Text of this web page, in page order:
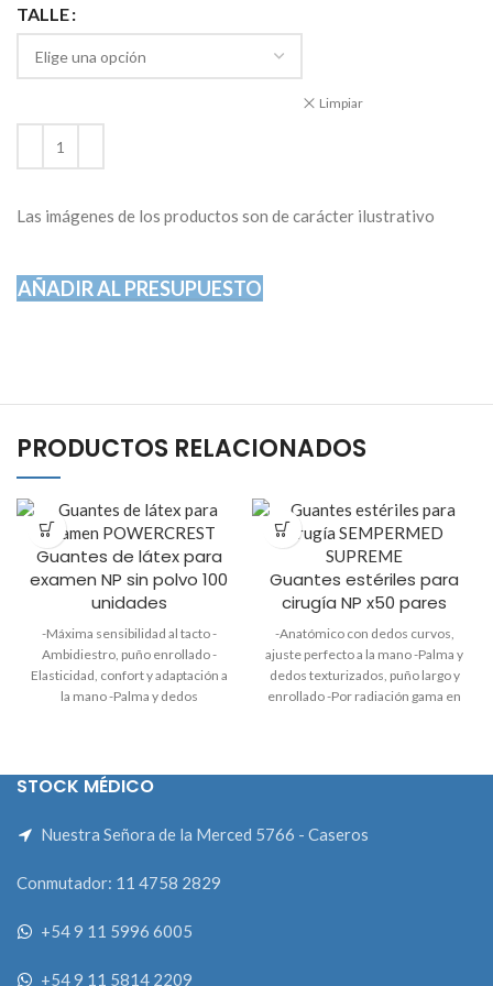
TALLE
Limpiar
Las imágenes de los productos son de carácter ilustrativo
AÑADIR AL PRESUPUESTO
PRODUCTOS RELACIONADOS
Guantes de látex para
examen NP sin polvo 100
unidades
-Máxima sensibilidad al tacto -
Ambidiestro, puño enrollado -
Elasticidad, confort y adaptación a
la mano -Palma y dedos
Guantes estériles para
cirugía NP x50 pares
-Anatómico con dedos curvos,
ajuste perfecto a la mano -Palma y
dedos texturizados, puño largo y
enrollado -Por radiación gama en
derecha e izquierda -Caja vertical
consultanos por whatsApp
STOCK MÉDICO
Nuestra Señora de la Merced 5766 - Caseros
Conmutador: 11 4758 2829
+54 9 11 5996 6005
+54 9 11 5814 2209